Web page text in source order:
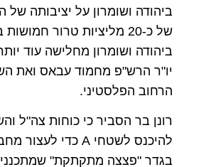
ביהודה ושומרון על יציבותה של
של כ-20 מליציות טרור חמושות
ביהודה ושומרון מחלישה עוד
יו"ר הרש"פ מחמוד עבאס ואת
הרחוב הפלסטיני.
רונן בר הסביר כי כוחות צה"ל
להיכנס לשטחי
כדי לעצור
בגדר "פצצה מתקתקת"